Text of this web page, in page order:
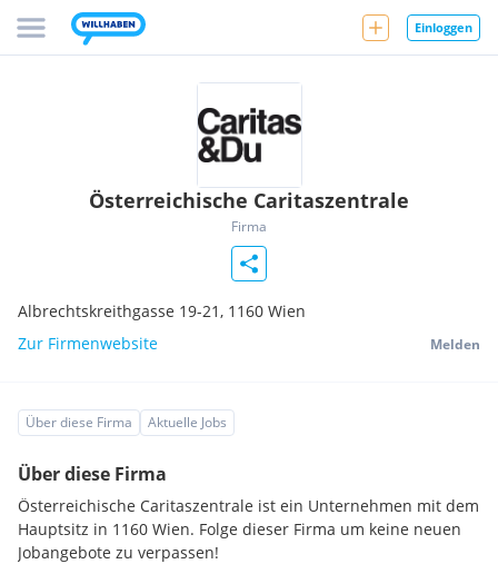
Einloggen
Österreichische Caritaszentrale
Firma
Albrechtskreithgasse 19-21, 1160 Wien
Zur Firmenwebsite
Melden
Über diese Firma Aktuelle Jobs
Über diese Firma
Österreichische Caritaszentrale ist ein Unternehmen mit dem
Hauptsitz in 1160 Wien. Folge dieser Firma um keine neuen
Jobangebote zu verpassen!